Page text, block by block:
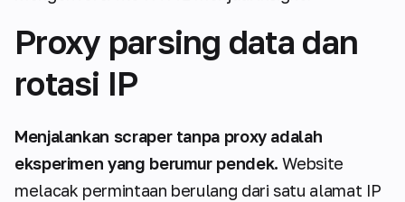
Proxy parsing data dan
rotasi IP
Menjalankan scraper tanpa proxy adalah
eksperimen yang berumur pendek.Website
melacak permintaan berulang dari satu alamat IP